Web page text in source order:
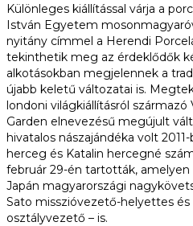
Különleges kiállítással várja a
István Egyetem
nyitány címmel a Herendi
tekinthetik meg az érdeklődők
alkotásokban megjelennek a
újabb keletű változatai is.
londoni világkiállításról
Garden elnevezésű megújult
hivatalos nászajándéka volt
herceg és Katalin hercegné
február 29-én tartották,
Japán magyarországi
Sato misszióvezető-helyettes és
osztályvezető – is.